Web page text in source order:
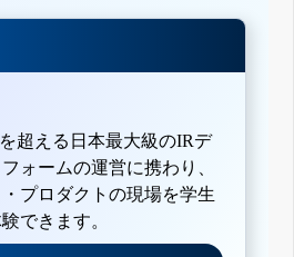
超える日本最大級のIRデ
ォームの運営に携わり、
プロダクトの現場を学生
できます。